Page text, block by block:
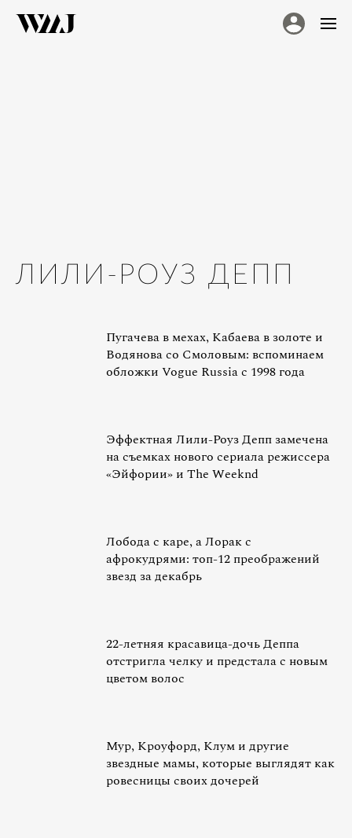
ЛИЛИ-РОУЗ ДЕПП
Пугачева в мехах, Кабаева в золоте и
Водянова со Смоловым: вспоминаем
обложки Vogue Russia c 1998 года
Эффектная Лили-Роуз Депп замечена
на съемках нового сериала режиссера
«Эйфории» и The Weeknd
Лобода с каре, а Лорак с
афрокудрями: топ-12 преображений
звезд за декабрь
22-летняя красавица-дочь Деппа
отстригла челку и предстала с новым
цветом волос
Мур, Кроуфорд, Клум и другие
звездные мамы, которые выглядят как
ровесницы своих дочерей